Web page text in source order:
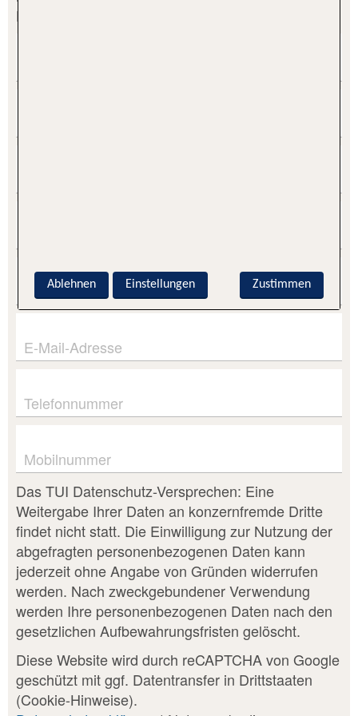
Datenänderung an.
PLZ
E-Mail-Adresse
Telefonnummer
Mobilnummer
Das TUI Datenschutz-Versprechen: Eine
Weitergabe Ihrer Daten an konzernfremde Dritte
findet nicht statt. Die Einwilligung zur Nutzung der
abgefragten personenbezogenen Daten kann
jederzeit ohne Angabe von Gründen widerrufen
werden. Nach zweckgebundener Verwendung
werden Ihre personenbezogenen Daten nach den
gesetzlichen Aufbewahrungsfristen gelöscht.
Diese Website wird durch reCAPTCHA von Google
geschützt mit ggf. Datentransfer in Drittstaaten
(Cookie-Hinweise).
Zustimmen
Ablehnen Einstellungen